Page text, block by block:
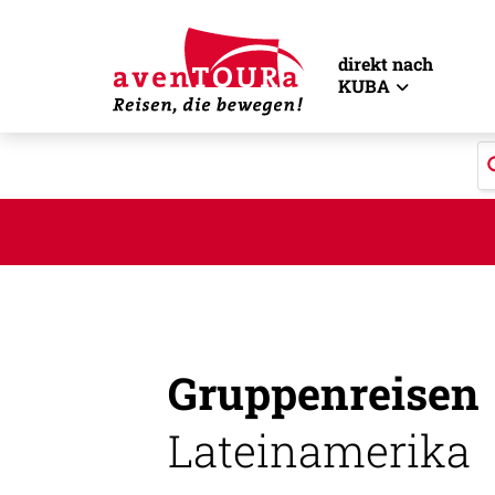
direkt nach
KUBA
Gruppenreisen
Lateinamerika